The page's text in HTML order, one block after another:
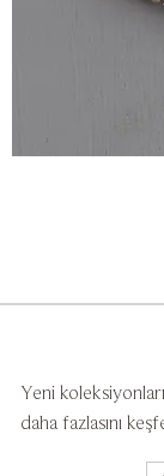
Yeni
daha fazlasını